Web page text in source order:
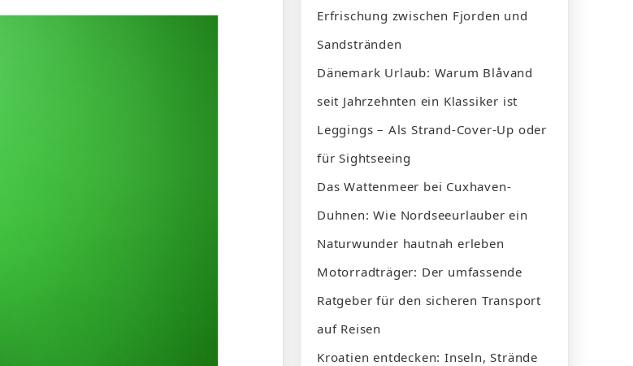
Erfrischung zwischen Fjorden und
Sandstränden
Dänemark Urlaub: Warum Blåvand
seit Jahrzehnten ein Klassiker ist
Leggings – Als Strand-Cover-Up oder
für Sightseeing
Das Wattenmeer bei Cuxhaven-
Duhnen: Wie Nordseeurlauber ein
Naturwunder hautnah erleben
Motorradträger: Der umfassende
Ratgeber für den sicheren Transport
auf Reisen
Kroatien entdecken: Inseln, Strände